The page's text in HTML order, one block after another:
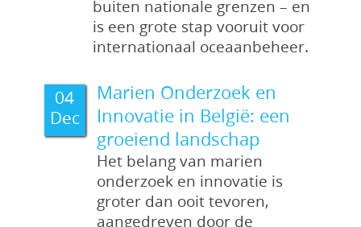
buiten nationale grenzen – en
is een grote stap vooruit voor
internationaal oceaanbeheer.
04
Dec
Marien Onderzoek en
Innovatie in België: een
groeiend landschap
Het belang van marien
onderzoek en innovatie is
groter dan ooit tevoren,
aangedreven door de